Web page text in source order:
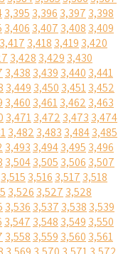
3,395 3,396 3,397 3,398
3,406 3,407 3,408 3,409
3,417 3,418 3,419 3,420
3,428 3,429 3,430
3,438 3,439 3,440 3,441
3,449 3,450 3,4513,452
3,460 3,4613,462 3,463
3,4713,472 3,473 3,474
3,482 3,483 3,4843,485
3,493 3,4943,495 3,496
3,5043,505 3,506 3,507
3,515 3,516 3,517 3,518
3,526 3,527 3,528
3,536 3,537 3,538 3,539
3,547 3,548 3,549 3,550
3,558 3,559 3,560 3,561